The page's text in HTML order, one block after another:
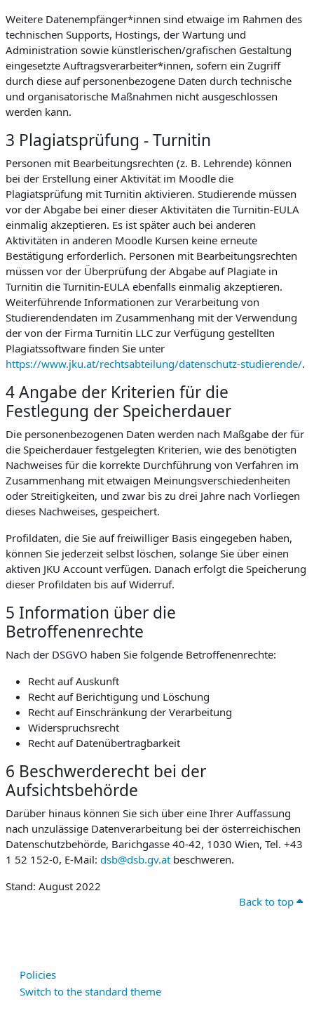
Weitere Datenempfänger*innen sind etwaige im Rahmen des
technischen Supports, Hostings, der Wartung und
Administration sowie künstlerischen/grafischen Gestaltung
eingesetzte Auftragsverarbeiter*innen, sofern ein Zugriff
durch diese auf personenbezogene Daten durch technische
und organisatorische Maßnahmen nicht ausgeschlossen
werden kann.
3 Plagiatsprüfung - Turnitin
Personen mit Bearbeitungsrechten (z. B. Lehrende) können
bei der Erstellung einer Aktivität im Moodle die
Plagiatsprüfung mit Turnitin aktivieren. Studierende müssen
vor der Abgabe bei einer dieser Aktivitäten die Turnitin-EULA
einmalig akzeptieren. Es ist später auch bei anderen
Aktivitäten in anderen Moodle Kursen keine erneute
Bestätigung erforderlich. Personen mit Bearbeitungsrechten
müssen vor der Überprüfung der Abgabe auf Plagiate in
Turnitin die Turnitin-EULA ebenfalls einmalig akzeptieren.
Weiterführende Informationen zur Verarbeitung von
Studierendendaten im Zusammenhang mit der Verwendung
der von der Firma Turnitin LLC zur Verfügung gestellten
Plagiatssoftware finden Sie unter
https://www.jku.at/rechtsabteilung/datenschutz-studierende/.
4 Angabe der Kriterien für die
Festlegung der Speicherdauer
Die personenbezogenen Daten werden nach Maßgabe der für
die Speicherdauer festgelegten Kriterien, wie des benötigten
Nachweises für die korrekte Durchführung von Verfahren im
Zusammenhang mit etwaigen Meinungsverschiedenheiten
oder Streitigkeiten, und zwar bis zu drei Jahre nach Vorliegen
dieses Nachweises, gespeichert.
Profildaten, die Sie auf freiwilliger Basis eingegeben haben,
können Sie jederzeit selbst löschen, solange Sie über einen
aktiven JKU Account verfügen. Danach erfolgt die Speicherung
dieser Profildaten bis auf Widerruf.
5 Information über die
Betroffenenrechte
Nach der DSGVO haben Sie folgende Betroffenenrechte:
Recht auf Auskunft
Recht auf Berichtigung und Löschung
Recht auf Einschränkung der Verarbeitung
Widerspruchsrecht
Recht auf Datenübertragbarkeit
6 Beschwerderecht bei der
Aufsichtsbehörde
Darüber hinaus können Sie sich über eine Ihrer Auffassung
nach unzulässige Datenverarbeitung bei der österreichischen
Datenschutzbehörde, Barichgasse 40-42, 1030 Wien, Tel. +43
1 52 152-0, E-Mail: dsb@dsb.gv.at beschweren.
Stand: August 2022
Back to top
Policies
Switch to the standard theme